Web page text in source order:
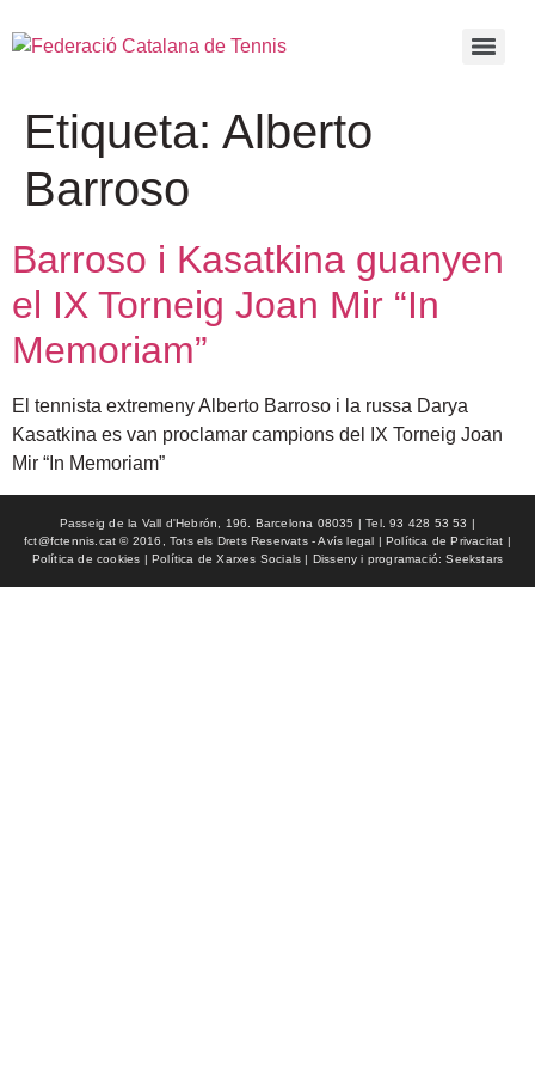
Etiqueta: Alberto
Barroso
Barroso i Kasatkina guanyen
el IX Torneig Joan Mir “In
Memoriam”
El tennista extremeny Alberto Barroso i la russa Darya
Kasatkina es van proclamar campions del IX Torneig Joan
Mir “In Memoriam”
Passeig de la Vall d'Hebrón, 196. Barcelona 08035 | Tel. 93 428 53 53 |
fct@fctennis.cat © 2016, Tots els Drets Reservats - Avís legal | Política de Privacitat |
Política de cookies | Política de Xarxes Socials | Disseny i programació: Seekstars